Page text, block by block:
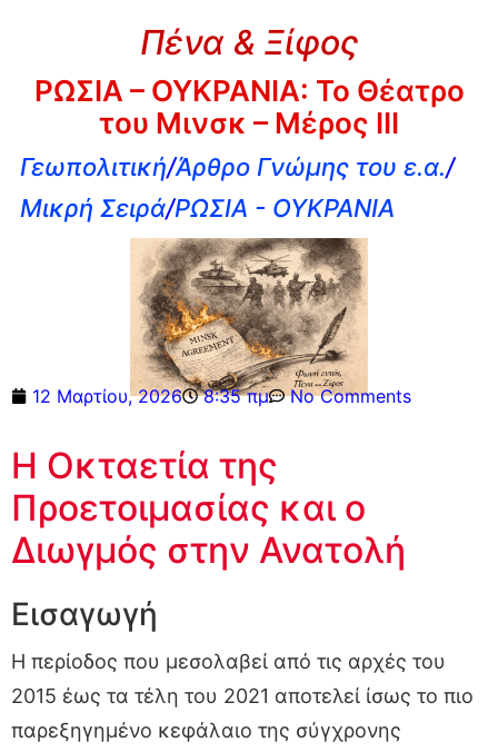
Πένα & Ξίφος
ΡΩΣΙΑ – ΟΥΚΡΑΝΙΑ: Το Θέατρο
του Μινσκ – Μέρος III
Γεωπολιτική/Άρθρο Γνώμης του ε.α./
Μικρή Σειρά/ΡΩΣΙΑ - ΟΥΚΡΑΝΙΑ
12 Μαρτίου, 2026 8:35 πμ No Comments
Η Οκταετία της
Προετοιμασίας και ο
Διωγμός στην Ανατολή
Εισαγωγή
Η περίοδος που μεσολαβεί από τις αρχές του
2015 έως τα τέλη του 2021 αποτελεί ίσως το πιο
παρεξηγημένο κεφάλαιο της σύγχρονης